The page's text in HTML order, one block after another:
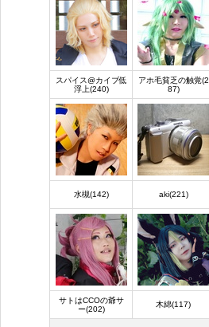
スパイス@カイブ低
浮上(240)
アホ毛貧乏の触覚(2
87)
水槻(142) aki(221)
サトはCCOの爺サ
ー(202)
木綿(117)